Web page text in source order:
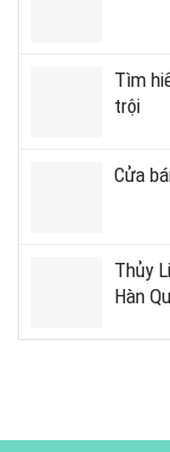
Tìm
trội
Cửa
Thủy
Hàn